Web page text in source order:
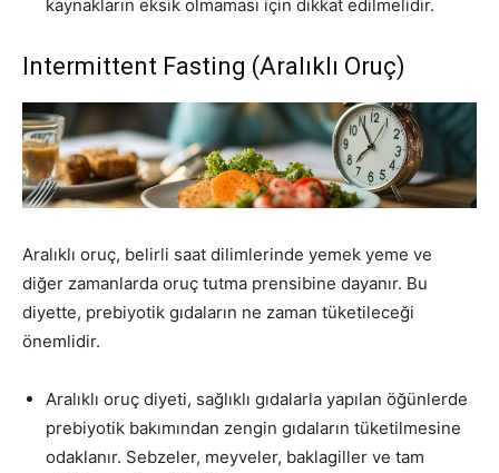
kaynakların eksik olmaması için dikkat edilmelidir.
Intermittent Fasting (Aralıklı Oruç)
Aralıklı oruç, belirli saat dilimlerinde yemek yeme ve
diğer zamanlarda oruç tutma prensibine dayanır. Bu
diyette, prebiyotik gıdaların ne zaman tüketileceği
önemlidir.
Aralıklı oruç diyeti, sağlıklı gıdalarla yapılan öğünlerde
prebiyotik bakımından zengin gıdaların tüketilmesine
odaklanır. Sebzeler, meyveler, baklagiller ve tam